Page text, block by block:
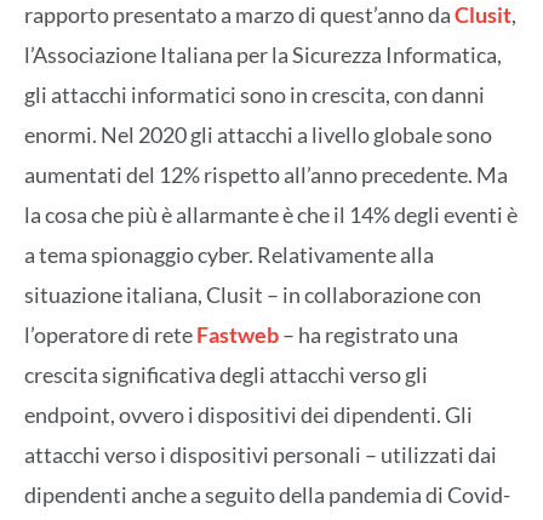
rapporto presentato a marzo di quest’anno daClusit,
l’Associazione Italiana per la Sicurezza Informatica,
gli attacchi informatici sono in crescita, con danni
enormi. Nel 2020 gli attacchi a livello globale sono
aumentati del 12% rispetto all’anno precedente. Ma
la cosa che più è allarmante è che il 14% degli eventi è
a tema spionaggio cyber. Relativamente alla
situazione italiana, Clusit – in collaborazione con
l’operatore di reteFastweb– ha registrato una
crescita significativa degli attacchi verso gli
endpoint, ovvero i dispositivi dei dipendenti. Gli
attacchi verso i dispositivi personali – utilizzati dai
dipendenti anche a seguito della pandemia di Covid-